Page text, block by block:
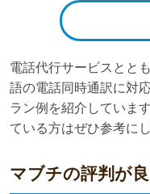
電話代行サービスとと
語の電話同時通訳に対
ラン例を紹介していま
ている方はぜひ参考に
マブチの評判が